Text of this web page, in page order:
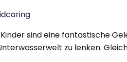
sind eine fantastische
zu lenken.